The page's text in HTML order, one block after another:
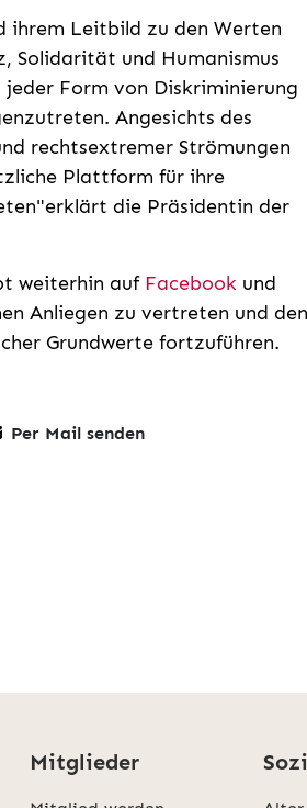
ihrem Leitbild zu den Werten
Solidarität und Humanismus
jeder Form von Diskriminierung
Angesichts des
rechtsextremer Strömungen
Plattform für ihre
die Präsidentin der
weiterhin auf Facebook und
Anliegen zu vertreten und den
Grundwerte fortzuführen.
Per Mail senden
Mitglieder